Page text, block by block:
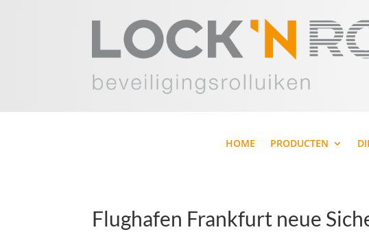
HOME PRODUCTEN
Flughafen Frankfurt neue